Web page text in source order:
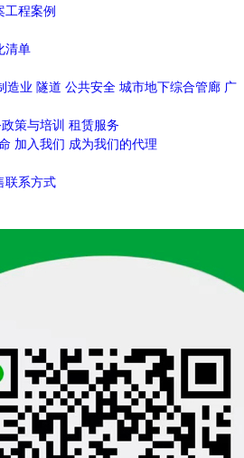
造业 隧道 公共安全 城市地下综合管廊 广
策与培训 租赁服务
加入我们 成为我们的代理